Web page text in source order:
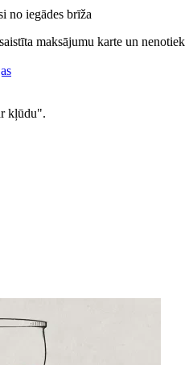
no iegādes brīža
maksājumu karte un nenotiek
kļūdu".